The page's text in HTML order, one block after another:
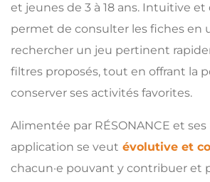
et jeunes de 3 à 18 ans. Intuitive
permet de consulter les fiches en
rechercher un jeu pertinent
filtres proposés, tout en offrant la
conserver ses activités favorites.
Alimentée par RÉSONANCE et
application se veut évolutive et
chacun·e pouvant y contribuer et